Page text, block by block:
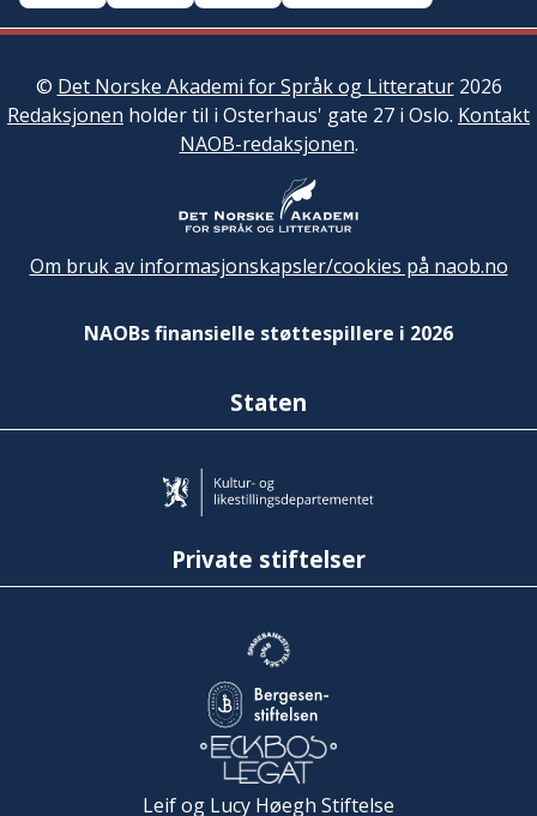
© Det Norske Akademi for Språk og Litteratur2026
Redaksjonen holder til i Osterhaus' gate 27 i Oslo. Kontakt
NAOB-redaksjonen.
Om bruk av informasjonskapsler/cookies på naob.no
NAOBs finansielle støttespillere i 2026
Staten
Private stiftelser
Leif og Lucy Høegh Stiftelse